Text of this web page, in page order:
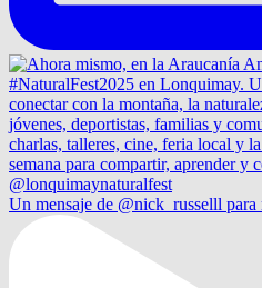
Un mensaje de @nick_russelll para